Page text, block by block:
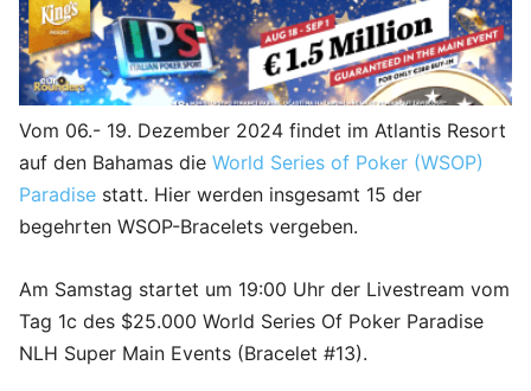
Vom 06.- 19. Dezember 2024 findet im Atlantis Resort
auf den Bahamas die World Series of Poker (WSOP)
Paradise statt. Hier werden insgesamt 15 der
begehrten WSOP-Bracelets vergeben.
Am Samstag startet um 19:00 Uhr der Livestream vom
Tag 1c des $25.000 World Series Of Poker Paradise
NLH Super Main Events (Bracelet #13).